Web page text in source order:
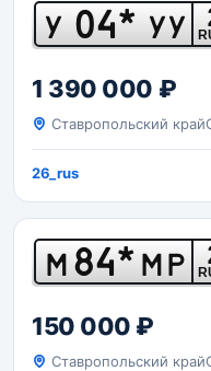
У 04* УУ
1 390 000 ₽
Ставропольский край
26_rus
М84* МР
150 000 ₽
Ставропольский край